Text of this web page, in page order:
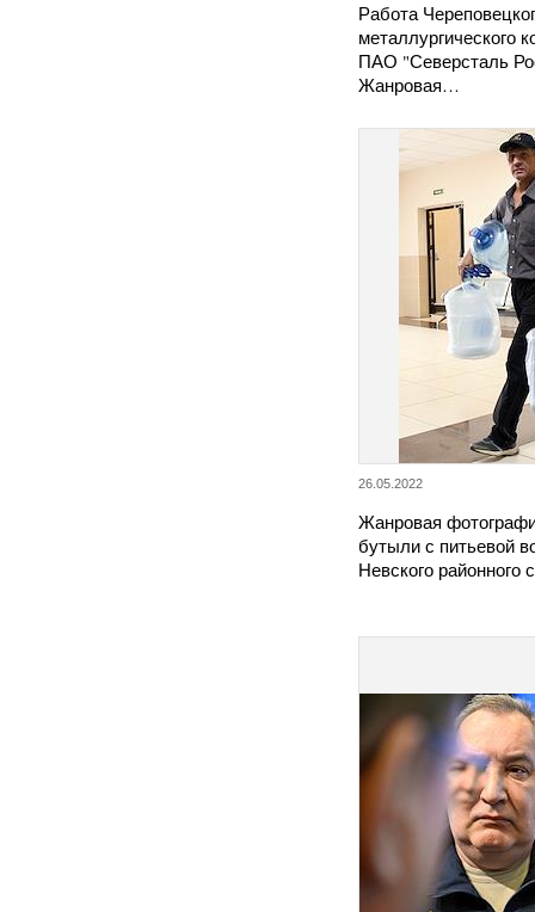
Работа
металлургического
ПАО "Северсталь
Жанровая…
26.05.2022
Жанровая
бутыли с питьевой
Невского районного